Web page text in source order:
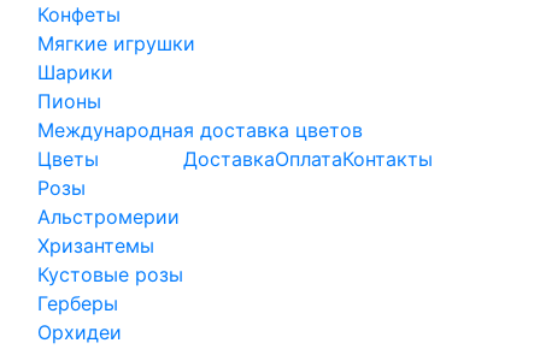
Конфеты
Мягкие игрушки
Шарики
Пионы
Международная доставка цветов
Цветы
Розы
Альстромерии
Хризантемы
Кустовые розы
Герберы
Орхидеи
ДоставкаОплатаКонтакты